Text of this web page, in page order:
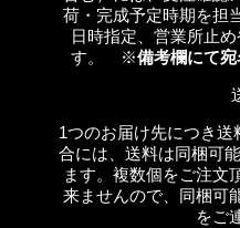
荷・完成予定時期を担
日時指定、営業所止
す。 ※備考欄にて宛
1つのお届け先につき
合には、送料は同梱可
ます。複数個をご注文
来ませんので、同梱可
をご